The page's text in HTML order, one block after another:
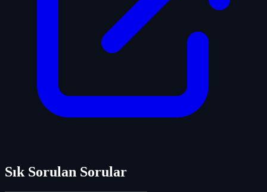
Sık Sorulan Sorular